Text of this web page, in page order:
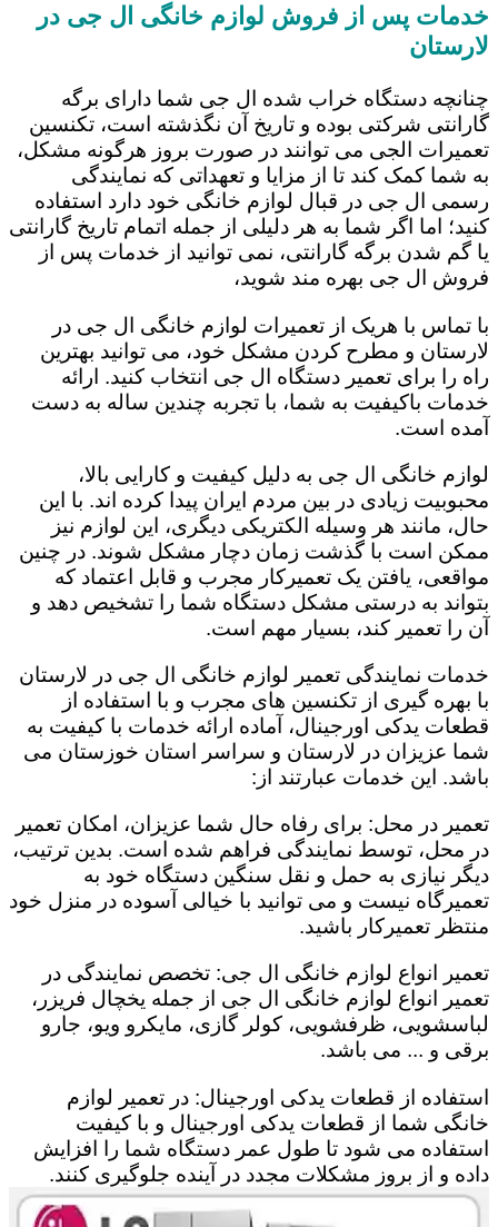
خدمات پس از فروش لوازم خانگی ال جی در
لارستان
چنانچه دستگاه خراب شده ال جی شما دارای برگه
گارانتی شرکتی بوده و تاریخ آن نگذشته است، تکنسین
تعمیرات الجی می توانند در صورت بروز هرگونه مشکل،
به شما کمک کند تا از مزایا و تعهداتی که نمایندگی
رسمی ال جی در قبال لوازم خانگی خود دارد استفاده
کنید؛ اما اگر شما به هر دلیلی از جمله اتمام تاریخ گارانتی
یا گم شدن برگه گارانتی، نمی توانید از خدمات پس از
فروش ال جی بهره مند شوید،
با تماس با هریک از تعمیرات لوازم خانگی ال جی در
لارستان و مطرح کردن مشکل خود، می توانید بهترین
راه را برای تعمیر دستگاه ال جی انتخاب کنید. ارائه
خدمات باکیفیت به شما، با تجربه چندین ساله به دست
آمده است.
لوازم خانگی ال جی به دلیل کیفیت و کارایی بالا،
محبوبیت زیادی در بین مردم ایران پیدا کرده اند. با این
حال، مانند هر وسیله الکتریکی دیگری، این لوازم نیز
ممکن است با گذشت زمان دچار مشکل شوند. در چنین
مواقعی، یافتن یک تعمیرکار مجرب و قابل اعتماد که
بتواند به درستی مشکل دستگاه شما را تشخیص دهد و
آن را تعمیر کند، بسیار مهم است.
خدمات نمایندگی تعمیر لوازم خانگی ال جی در لارستان
با بهره گیری از تکنسین های مجرب و با استفاده از
قطعات یدکی اورجینال، آماده ارائه خدمات با کیفیت به
شما عزیزان در لارستان و سراسر استان خوزستان می
باشد. این خدمات عبارتند از:
تعمیر در محل: برای رفاه حال شما عزیزان، امکان تعمیر
در محل، توسط نمایندگی فراهم شده است. بدین ترتیب،
دیگر نیازی به حمل و نقل سنگین دستگاه خود به
تعمیرگاه نیست و می توانید با خیالی آسوده در منزل خود
منتظر تعمیرکار باشید.
تعمیر انواع لوازم خانگی ال جی: تخصص نمایندگی در
تعمیر انواع لوازم خانگی ال جی از جمله یخچال فریزر،
لباسشویی، ظرفشویی، کولر گازی، مایکرو ویو، جارو
برقی و ... می باشد.
استفاده از قطعات یدکی اورجینال: در تعمیر لوازم
خانگی شما از قطعات یدکی اورجینال و با کیفیت
استفاده می شود تا طول عمر دستگاه شما را افزایش
داده و از بروز مشکلات مجدد در آینده جلوگیری کنند.